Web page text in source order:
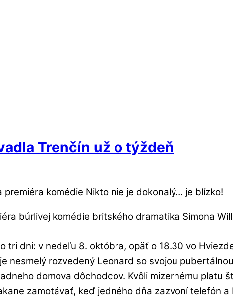
Trenčín už o týždeň
komédie Nikto nie je dokonalý… je blízko!
búrlivej komédie britského dramatika Simona
tri dni: v nedeľu 8. októbra, opäť o 18.30 vo
nesmelý rozvedený Leonard so svojou
domova dôchodcov. Kvôli mizernému platu
zamotávať, keď jedného dňa zazvoní telefón